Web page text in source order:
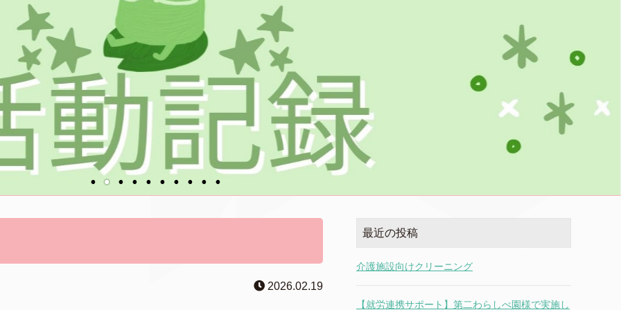
2026.02.19
最近の投稿
介護施設向けクリーニング
【就労連携サポート】第二わらしべ園様で実施し